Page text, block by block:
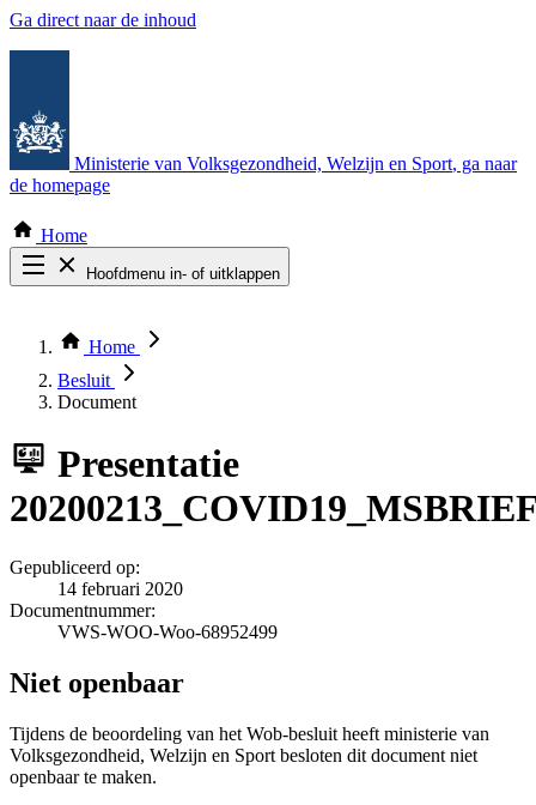
Ga direct naar de inhoud
Ministerie van Volksgezondheid, Welzijn en Sport, ga naar
de homepage
Home
Hoofdmenu in- of uitklappen
Thema COVID-19
Bekijk per bestuursorgaan
Home
Besluit
Document
Presentatie
Gepubliceerd op:
14 februari 2020
Documentnummer:
VWS-WOO-Woo-68952499
Niet openbaar
Tijdens de beoordeling van het Wob-besluit heeft ministerie van
Volksgezondheid, Welzijn en Sport besloten dit document niet
openbaar te maken.